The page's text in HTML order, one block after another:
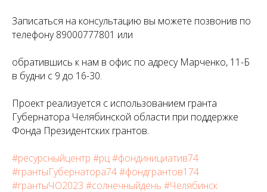
Записаться на консультацию вы можете позвонив по
телефону 89000777801 или
обратившись к нам в офис по адресу Марченко, 11-Б
в будни с 9 до 16-30.
Проект реализуется с использованием гранта
Губернатора Челябинской области при поддержке
Фонда Президентских грантов.
#ресурсныйцентр #рц#фондинициатив74
#грантыГубернатора74#фондгрантов174
#грантыЧО2023 #солнечныйдень #Челябинск